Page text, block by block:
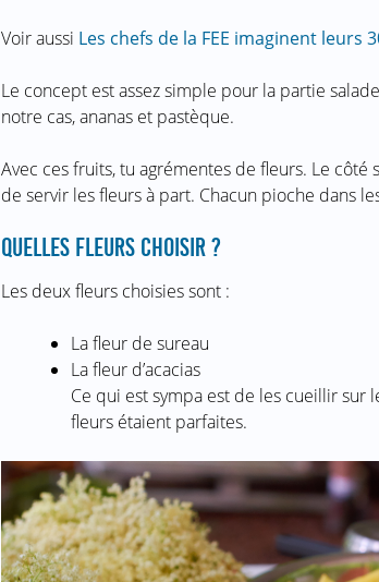
Voir aussi Les chefs de la FEE imaginent leurs
Le concept est assez simple pour la partie
notre cas, ananas et pastèque.
Avec ces fruits, tu agrémentes de fleurs. Le
de servir les fleurs à part. Chacun pioche dans
QUELLES FLEURS CHOISIR ?
Les deux fleurs choisies sont :
La fleur de sureau
La fleur d’acacias
Ce qui est sympa est de les cueillir sur
fleurs étaient parfaites.